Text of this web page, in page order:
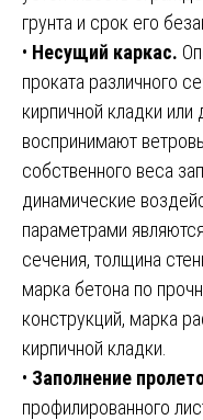
грунта и срок его
• Несущий каркас.
проката различного
кирпичной кладки или
воспринимают
собственного веса
динамические
параметрами
сечения, толщина
марка бетона по
конструкций, марка
кирпичной кладки.
• Заполнение
профилированного